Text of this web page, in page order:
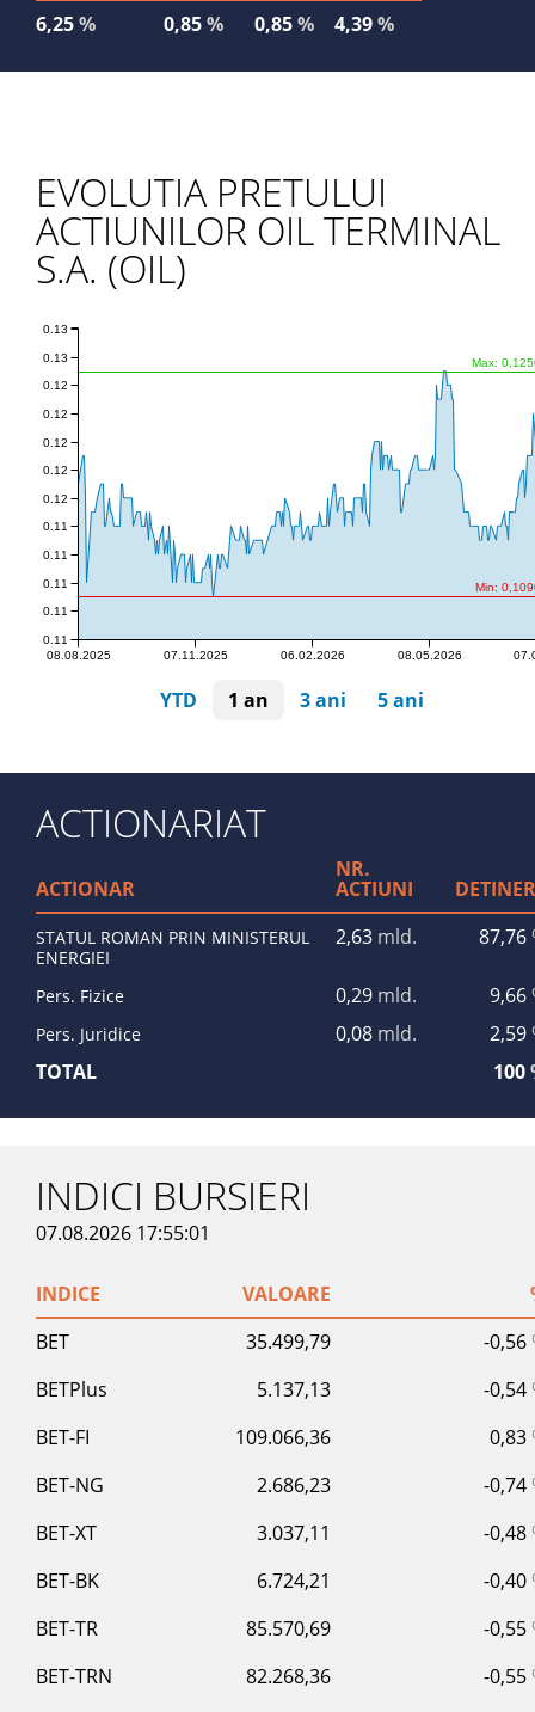
6,25% 0,85% 0,85% 4,39%
EVOLUTIA PRETULUI
ACTIUNILOR OIL TERMINAL
S.A. (OIL)
Min:
Max:
08.08.2025 07.11.2025 06.02.2026 08.05.2026
0.11
0.11
0.11
0.11
0.12
0.12
0.12
0.12
0.12
0.13
0.11
0.13
YTD 1 an 3 ani 5 ani
ACTIONARIAT
ACTIONAR
NR.
ACTIUNI
STATUL ROMAN PRIN MINISTERUL
ENERGIEI
2,63 mld. 87,76
Pers. Fizice 0,29 mld. 9,66
Pers. Juridice 0,08 mld. 2,59
TOTAL
100
INDICI BURSIERI
07.08.2026 17:55:01
INDICE VALOARE
BET
35.499,79 -0,56
BETPlus
5.137,13 -0,54
BET-FI
109.066,36 0,83
BET-NG
2.686,23 -0,74
BET-XT
3.037,11 -0,48
BET-BK
6.724,21 -0,40
BET-TR
85.570,69 -0,55
BET-TRN
82.268,36 -0,55